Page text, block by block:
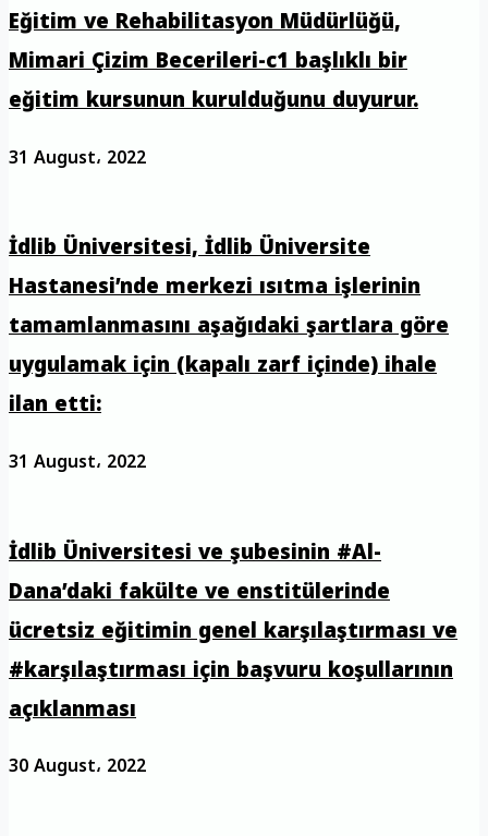
Eğitim ve Rehabilitasyon Müdürlüğü,
Mimari Çizim Becerileri-c1 başlıklı bir
eğitim kursunun kurulduğunu duyurur.
31 August، 2022
İdlib Üniversitesi, İdlib Üniversite
Hastanesi’nde merkezi ısıtma işlerinin
tamamlanmasını aşağıdaki şartlara göre
uygulamak için (kapalı zarf içinde) ihale
ilan etti:
31 August، 2022
İdlib Üniversitesi ve şubesinin #Al-
Dana’daki fakülte ve enstitülerinde
ücretsiz eğitimin genel karşılaştırması ve
#karşılaştırması için başvuru koşullarının
açıklanması
30 August، 2022